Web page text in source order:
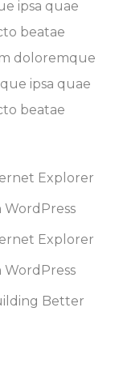
ipsa quae
beatae
doloremque
ipsa quae
beatae
Explorer
WordPress
Explorer
WordPress
Better